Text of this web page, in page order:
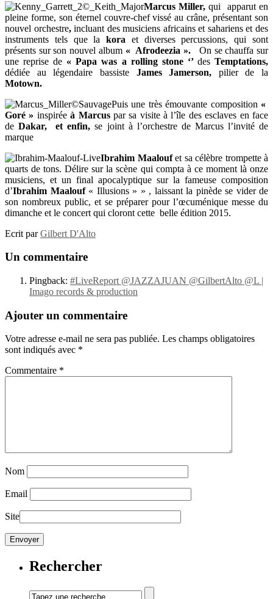
Marcus Miller,qui apparut en
pleine forme, son éternel couvre-chef vissé au crâne, présentant son
nouvel orchestre,incluant des musiciens africains et sahariens et des
instruments tels que lakora et diverses percussions, qui sont
présents sur son nouvel album « Afrodeezia ». On se chauffa sur
une reprise de « Papa was a rolling stone ‘’ desTemptations,
dédiée au légendaire bassisteJames Jamerson, pilier de la
Motown.
Puis une très émouvante composition «
Goré » inspiréeà Marcus par sa visite à l’île des esclaves en face
de Dakar, et enfin, se joint à l’orchestre de Marcus l’invité de
marque
Ibrahim Maaloufet sa célèbre trompette à
quarts de tons. Délire sur la scène qui compta à ce moment là onze
musiciens, et un final apocalyptique sur la fameuse composition
d’Ibrahim Maalouf« Illusions » » , laissant la pinède se vider de
son nombreux public, et se préparer pour l’œcuménique messe du
dimanche et le concert qui cloront cette belle édition 2015.
Ecrit parGilbert D'Alto
Un commentaire
Pingback: #‎LiveReport‬ @JAZZAJUAN @GilbertAlto @L |
Imago records & production
Ajouter un commentaire
Votre adresse e-mail ne sera pas publiée. Les champs obligatoires
sont indiqués avec *
Commentaire *
Nom
Email
Site
Rechercher